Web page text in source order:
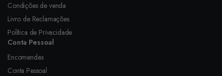
Condições de venda
Livro de Reclamações
Política de Privacidade
Conta Pessoal
Encomendas
Conta Pessoal